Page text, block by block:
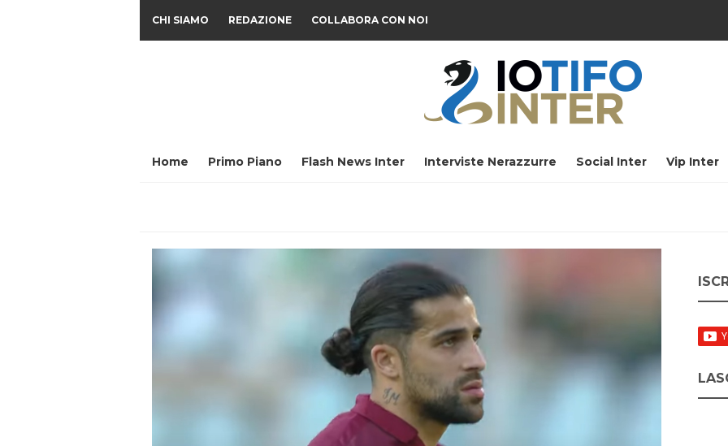
CHI SIAMO REDAZIONE COLLABORA CON NOI
Home Primo Piano Flash News Inter Interviste Nerazzurre Social Inter Vip Inter